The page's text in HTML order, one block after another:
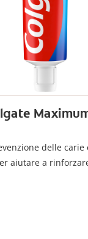
delle carie
aiutare a